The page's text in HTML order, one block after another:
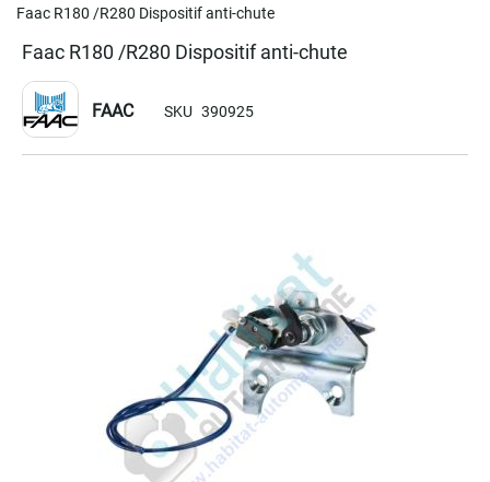
Faac R180 /R280 Dispositif anti-chute
Faac R180 /R280 Dispositif anti-chute
FAAC SKU 390925